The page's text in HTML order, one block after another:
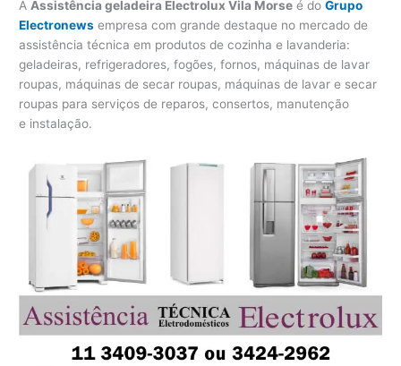
A Assistência geladeira Electrolux Vila Morse é doGrupo
Electronews empresa com grande destaque no mercado de
assistência técnica em produtos de cozinha e lavanderia:
geladeiras, refrigeradores, fogões, fornos, máquinas de lavar
roupas, máquinas de secar roupas, máquinas de lavar e secar
roupas para serviços de reparos, consertos, manutenção
e instalação.